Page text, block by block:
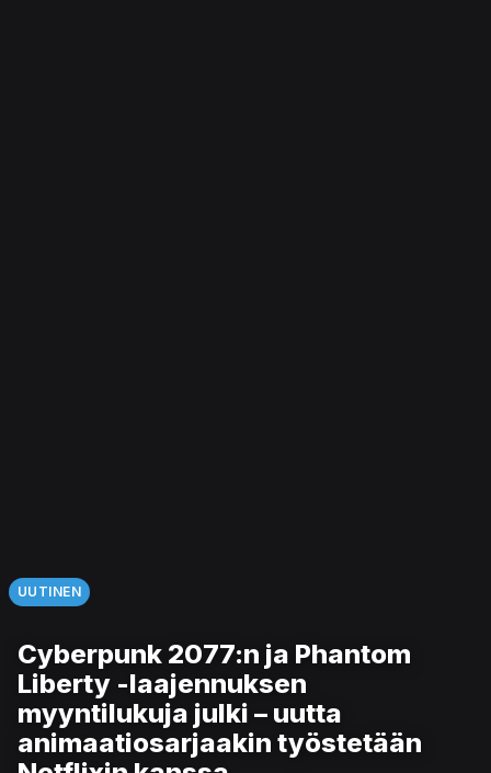
UUTINEN
Cyberpunk 2077:n ja Phantom
Liberty -laajennuksen
myyntilukuja julki – uutta
animaatiosarjaakin työstetään